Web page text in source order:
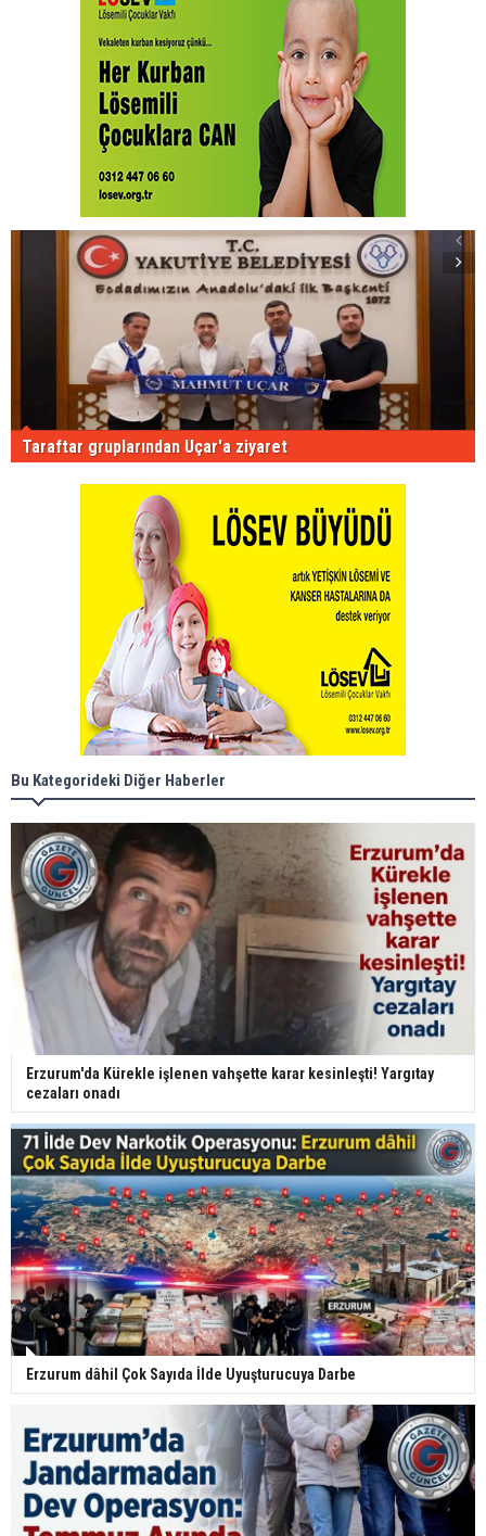
Taraftar gruplarından Uçar'a ziyaret
Bu Kategorideki Diğer Haberler
Erzurum'da Kürekle işlenen vahşette karar kesinleşti! Yargıtay
cezaları onadı
Erzurum dâhil Çok Sayıda İlde Uyuşturucuya Darbe